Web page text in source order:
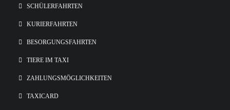
SCHÜLERFAHRTEN
KURIERFAHRTEN
BESORGUNGSFAHRTEN
TIERE IM TAXI
ZAHLUNGSMÖGLICHKEITEN
TAXICARD